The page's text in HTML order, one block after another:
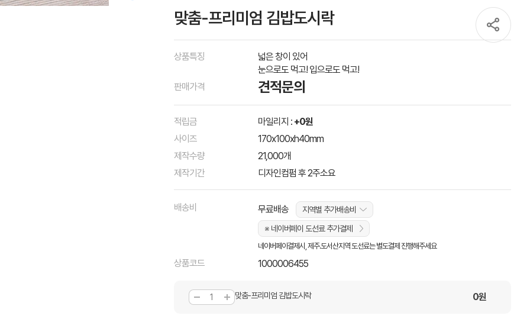
맞춤-프리미엄 김밥도시락
상품특징
넓은 창이 있어
눈으로도 먹고! 입으로도 먹고!
판매가격
견적문의
적립금 마일리지 : +0원
사이즈
170x100xh40mm
제작수량
21,000개
제작기간
디자인컴펌 후 2주소요
배송비 무료배송
지역별 추가배송비
※ 네이버페이 도선료 추가결제
네이버페이결제시, 제주.도서산지역 도선료는 별도결제 진행해주세요
상품코드 1000006455
맞춤-프리미엄 김밥도시락 0원